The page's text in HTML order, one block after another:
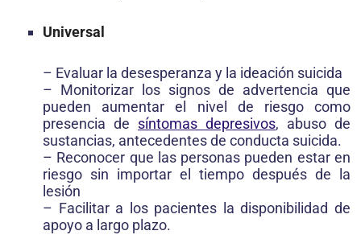
Universal
– Evaluar la desesperanza y la ideación suicida
– Monitorizar los signos de advertencia que
pueden aumentar el nivel de riesgo como
presencia de síntomas depresivos, abuso de
sustancias, antecedentes de conducta suicida.
– Reconocer que las personas pueden estar en
riesgo sin importar el tiempo después de la
lesión
– Facilitar a los pacientes la disponibilidad de
apoyo a largo plazo.